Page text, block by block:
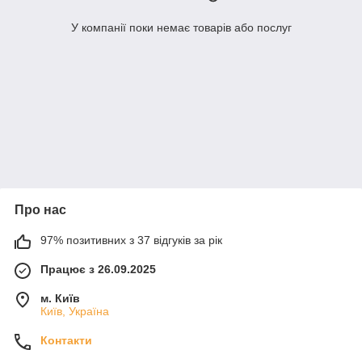
У компанії поки немає товарів або послуг
Про нас
97% позитивних з 37 відгуків за рік
Працює з 26.09.2025
м. Київ
Київ, Україна
Контакти